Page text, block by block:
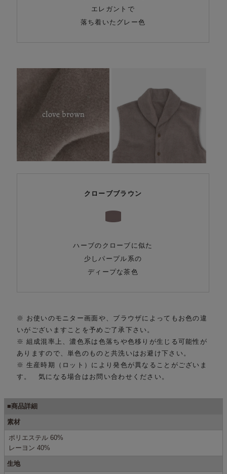
エレガントで
落ち着いたグレー色
クローブブラウン
ハーブのクローブに似た
少しパープル系の
ディープな茶色
※ お使いのモニター画面や、ブラウザによってもお色の違
いがございますことを予めご了承下さい。
※ 組成混率上、濃色系は色落ちや色移りが生じる可能性が
ありますので、単色のものと共洗いはお避け下さい。
※ 生産時期（ロット）により発色が異なることがございま
す。 気になる場合はお問い合わせください。
■商品詳細
素材
ポリエステル 60%
レーヨン 40%
生地